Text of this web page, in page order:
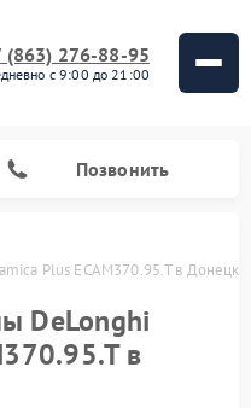
(863) 276-88-95
с 9:00 до 21:00
Позвонить
Plus ECAM370.95.T в Донецке
DeLonghi
в